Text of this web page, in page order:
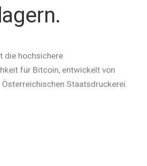
die hochsichere
für Bitcoin, entwickelt von
Staatsdruckerei.